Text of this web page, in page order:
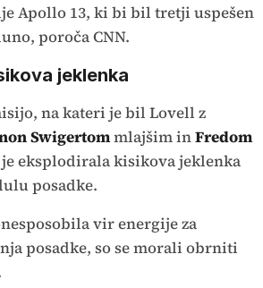
Apollo 13, ki bi bil tretji uspešen
poroča CNN.
jeklenka
na kateri je bil Lovell z
Swigertommlajšim inFredom
eksplodirala kisikova jeklenka
posadke.
vir energije za
posadke, so se morali obrniti